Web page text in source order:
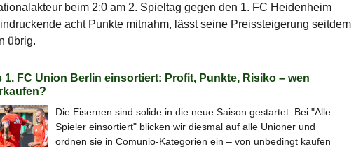
beim 2:0 am 2. Spieltag gegen den 1. FC Heidenheim
acht Punkte mitnahm, lässt seine Preissteigerung seitdem
übrig.
1. FC Union Berlin einsortiert: Profit, Punkte, Risiko – wen
Die Eisernen sind solide in die neue Saison gestartet. Bei "Alle
Spieler einsortiert" blicken wir diesmal auf alle Unioner und
ordnen sie in Comunio-Kategorien ein – von unbedingt kaufen